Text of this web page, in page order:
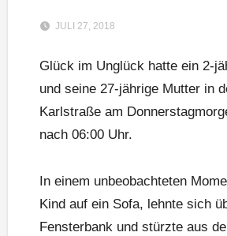
JULI 27, 2018
Glück im Unglück hatte ein 2-
und seine 27-jährige Mutter in
Karlstraße am
nach 06:00 Uhr.
In einem unbeobachteten
Kind auf ein Sofa, lehnte sich
Fensterbank und stürzte aus